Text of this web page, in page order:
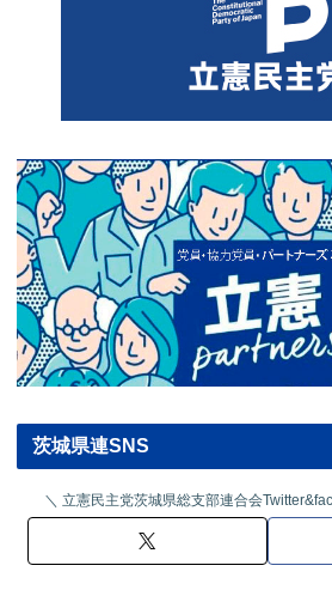
茨城県連SNS
立憲民主党茨城県総支部連合会